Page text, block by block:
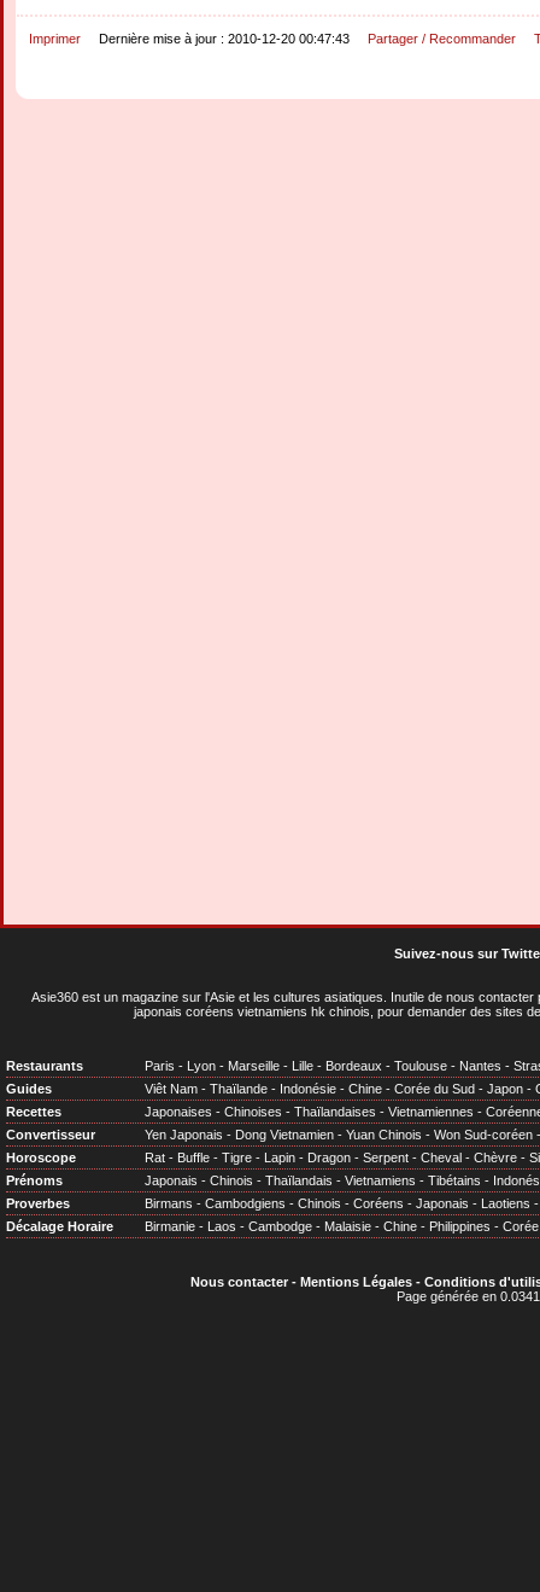
Imprimer Dernière mise à jour : 2010-12-20 00:47:43 Partager / Recommander
Suivez-nous sur
Asie360 est un magazine sur l'Asie et les cultures asiatiques . Inutile de nous
japonais coréens vietnamiens hk chinois, pour demander des sites
Restaurants Paris - Lyon - Marseille - Lille - Bordeaux - Toulouse - Nantes -
Guides
Viêt Nam - Thaïlande - Indonésie - Chine - Corée du Sud - Japon -
Recettes
Japonaises - Chinoises - Thaïlandaises - Vietnamiennes -
Convertisseur
Yen Japonais - Dong Vietnamien - Yuan Chinois - Won Sud-coréen
Horoscope
Rat - Buffle - Tigre - Lapin - Dragon - Serpent - Cheval - Chèvre -
Prénoms
Japonais - Chinois - Thaïlandais - Vietnamiens - Tibétains -
Proverbes
Birmans - Cambodgiens - Chinois - Coréens - Japonais - Laotiens
Décalage Horaire
Birmanie - Laos - Cambodge - Malaisie - Chine - Philippines - Corée
Nous contacter- Mentions Légales- Conditions
Page générée en